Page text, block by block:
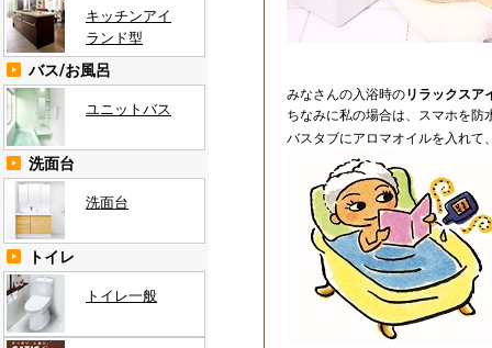
みなさんの入浴時のリラックスア
ちなみに私の場合は、スマホを防
バスタブにアロマオイルを入れて
キッチンアイ
ランド型
バス/お風呂
ユニットバス
洗面台
洗面台
トイレ
トイレ一般